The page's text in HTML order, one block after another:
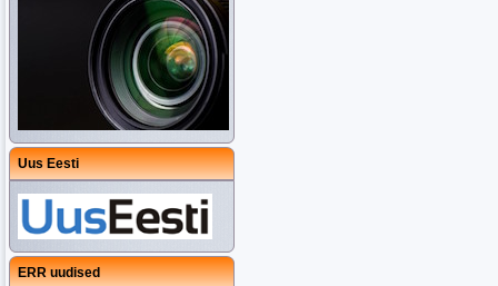
Uus Eesti
ERR uudised